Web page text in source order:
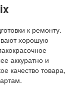
к ремонту.
хорошую
аккуратно и
качество товара,